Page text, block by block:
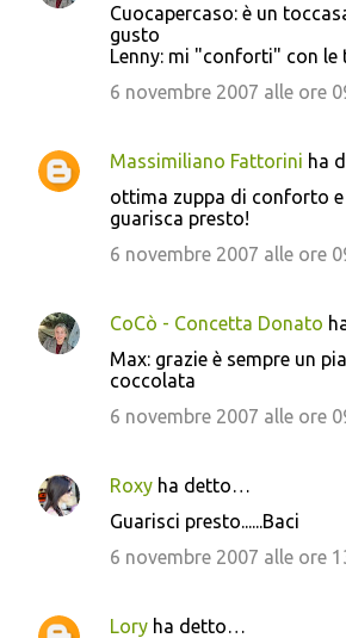
Cuocapercaso: è un
gusto
Lenny: mi "conforti" con le
6 novembre 2007 alle ore
Massimiliano Fattorini ha
ottima zuppa di conforto e
guarisca presto!
6 novembre 2007 alle ore
CoCò - Concetta Donato
Max: grazie è sempre un
coccolata
6 novembre 2007 alle ore
Roxy ha detto…
Guarisci presto......Baci
6 novembre 2007 alle ore
Lory ha detto…